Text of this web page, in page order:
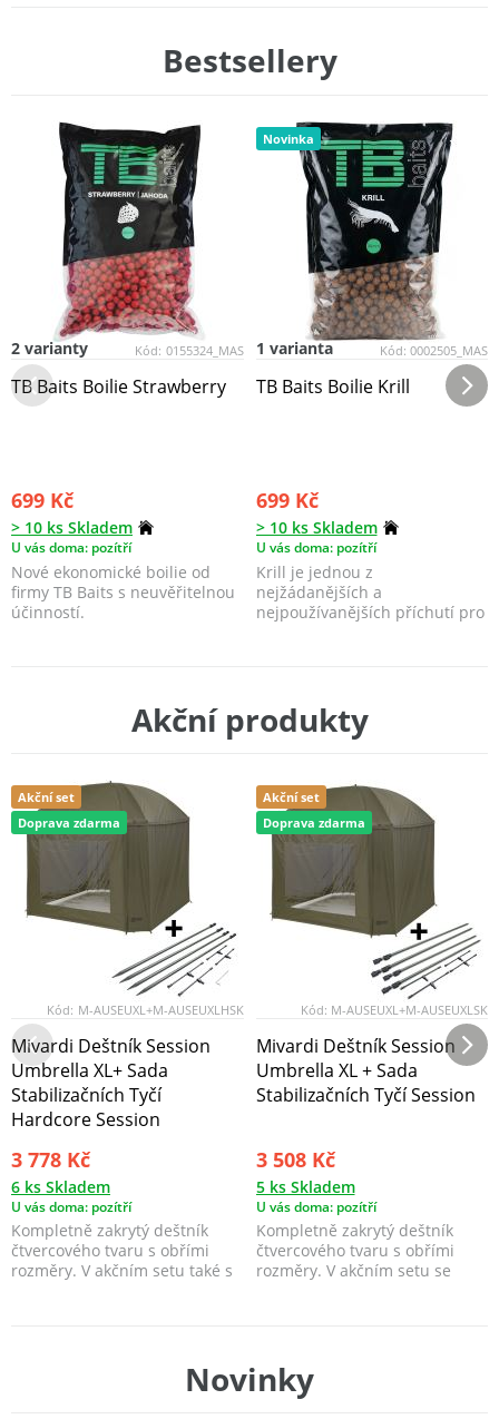
Bestsellery
Kód: 0155324_MAS
2 varianty
TB Baits Boilie Strawberry
699 Kč
> 10 ks Skladem
U vás doma: pozítří
Nové ekonomické boilie od
firmy TB Baits s neuvěřitelnou
účinností.
Novinka
Kód: 0002505_MAS
1 varianta
TB Baits Boilie Krill
699 Kč
> 10 ks Skladem
U vás doma: pozítří
Krill je jednou z
nejžádanějších a
nejpoužívanějších příchutí pro
Akční produkty
Akční set
Doprava zdarma
Kód: M-AUSEUXL+M-AUSEUXLHSK
Mivardi Deštník Session
Umbrella XL+ Sada
Stabilizačních Tyčí
Hardcore Session
3 778 Kč
6 ks Skladem
U vás doma: pozítří
Kompletně zakrytý deštník
čtvercového tvaru s obřími
rozměry. V akčním setu také s
Akční set
Doprava zdarma
Kód: M-AUSEUXL+M-AUSEUXLSK
Mivardi Deštník Session
Umbrella XL + Sada
Stabilizačních Tyčí Session
3 508 Kč
5 ks Skladem
U vás doma: pozítří
Kompletně zakrytý deštník
čtvercového tvaru s obřími
rozměry. V akčním setu se
Novinky